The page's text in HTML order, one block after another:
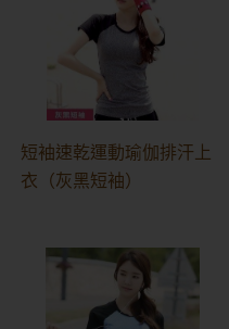
短袖速乾運動瑜伽排汗上
衣（灰黑短袖）